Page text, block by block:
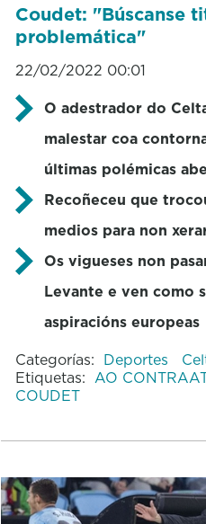
Coudet: "Búscanse
problemática"
22/02/2022 00:01
O adestrador do
malestar coa
últimas polémicas
Recoñeceu que
medios para non
Os vigueses non
Levante e ven como
aspiracións europeas
Categorías: Deportes
Etiquetas: AO
COUDET